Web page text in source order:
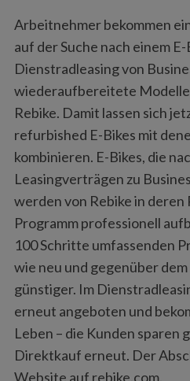
Arbeitnehmer bekommen
auf der Suche nach einem
Dienstradleasing von
wiederaufbereitete
Rebike. Damit lassen sich
refurbished E-Bikes mit
kombinieren. E-Bikes, die
Leasingverträgen zu
werden von Rebike in
Programm professionell
100 Schritte umfassenden
wie neu und gegenüber
günstiger. Im
erneut angeboten und
Leben – die Kunden sparen
Direktkauf erneut. Der
Website auf rebike.com.